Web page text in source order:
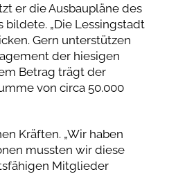
er die Ausbaupläne des
bildete. „Die Lessingstadt
Gern unterstützen
der hiesigen
Betrag trägt der
von circa 50.000
Kräften. „Wir haben
mussten wir diese
Mitglieder